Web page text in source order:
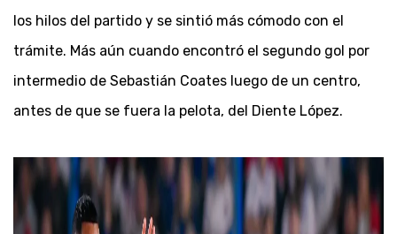
los hilos del partido y se sintió más cómodo con el
trámite. Más aún cuando encontró el segundo gol por
intermedio de Sebastián Coates luego de un centro,
antes de que se fuera la pelota, del Diente López.